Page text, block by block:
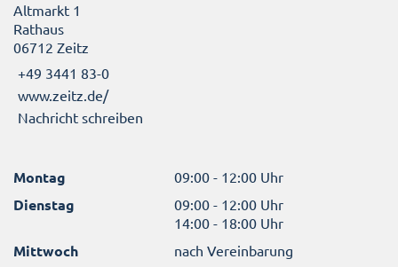
Altmarkt 1
Rathaus
06712 Zeitz
+49 3441 83-0
www.zeitz.de/
Nachricht schreiben
Montag 09:00 - 12:00 Uhr
Dienstag
09:00 - 12:00 Uhr
14:00 - 18:00 Uhr
Mittwoch nach Vereinbarung